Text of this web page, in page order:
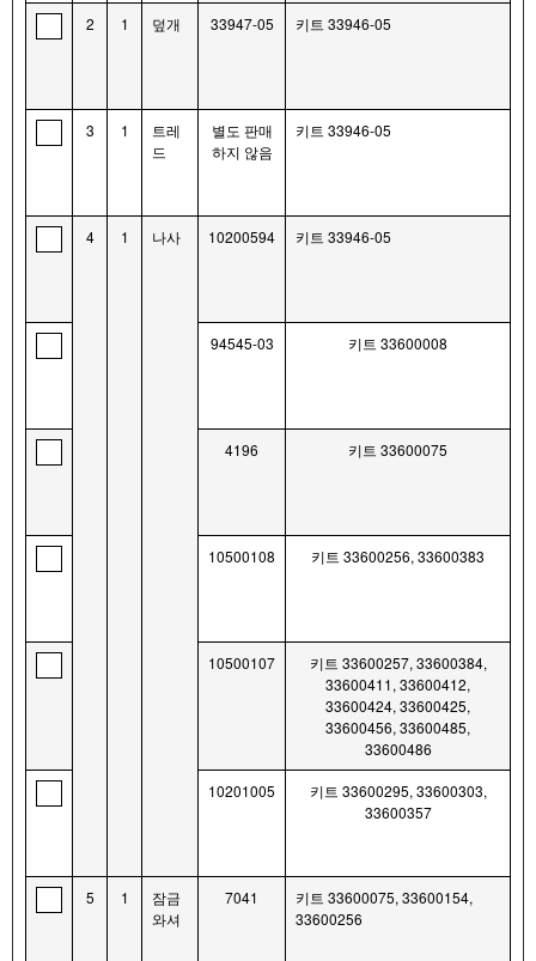
2 1 덮개 33947-05 키트 33946-05
3 1
트레
드
별도 판매
하지 않음
키트 33946-05
4 1 나사 10200594 키트 33946-05
94545-03 키트 33600008
4196 키트 33600075
10500108 키트 33600256, 33600383
10500107
키트 33600257, 33600384,
33600411, 33600412,
33600424, 33600425,
33600456, 33600485,
33600486
10201005
키트 33600295, 33600303,
33600357
5 1
잠금
와셔
7041
키트 33600075, 33600154,
33600256